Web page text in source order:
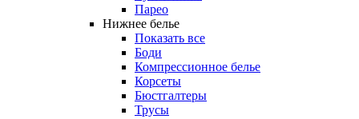
Парео
Нижнее белье
Показать все
Боди
Компрессионное белье
Корсеты
Бюстгалтеры
Трусы